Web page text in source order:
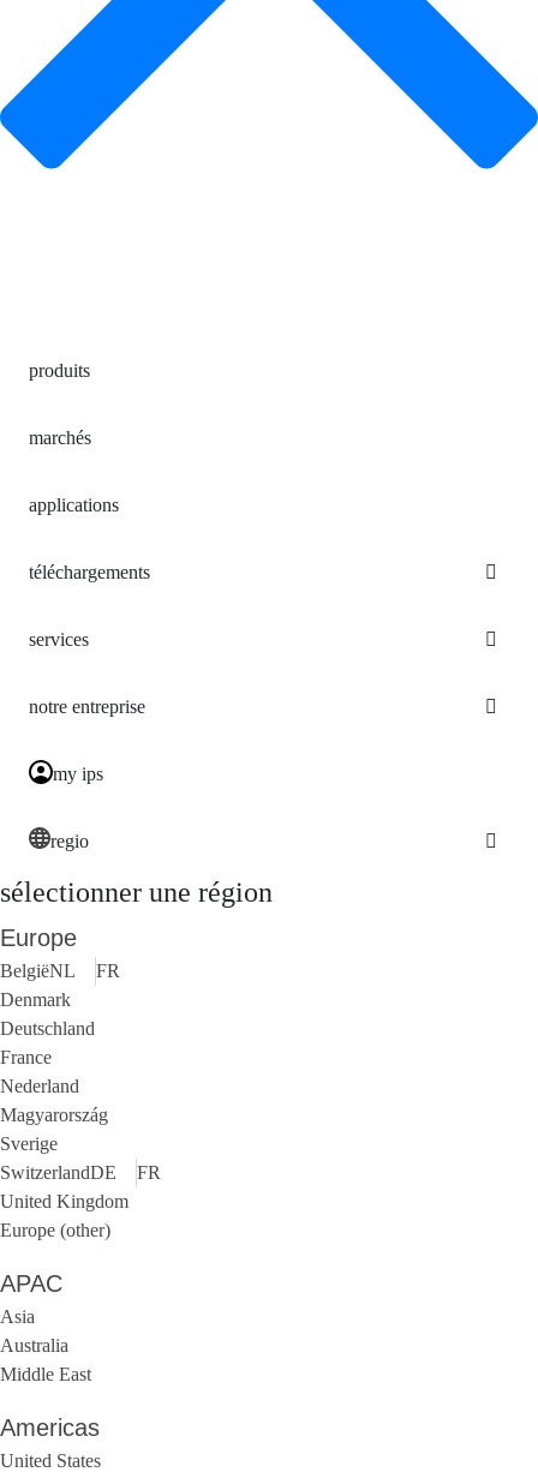
produits
marchés
applications
téléchargements
services
notre entreprise
my ips
regio
sélectionner une région
Europe
BelgiëNL
FR
Denmark
Deutschland
France
Nederland
Magyarország
Sverige
SwitzerlandDE
FR
United Kingdom
Europe (other)
APAC
Asia
Australia
Middle East
Americas
United States